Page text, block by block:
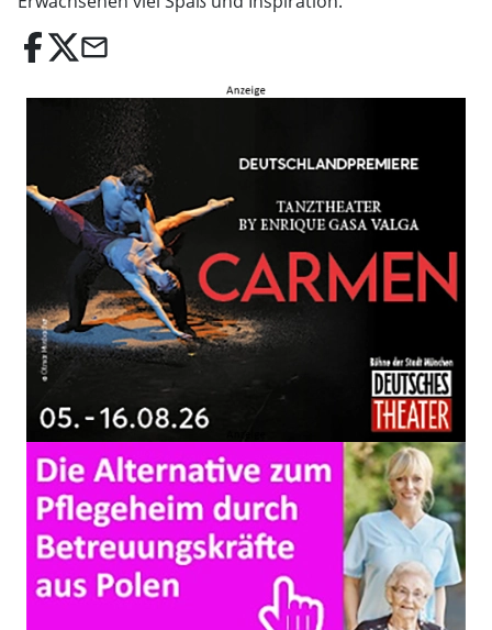
email